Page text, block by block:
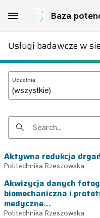
Usługi badawcze w
Uczelnia
Search
Aktywna redukcja
Politechnika Rzeszowska
Akwizycja danych
biomechaniczna i
medyczne...
Politechnika Rzeszowska